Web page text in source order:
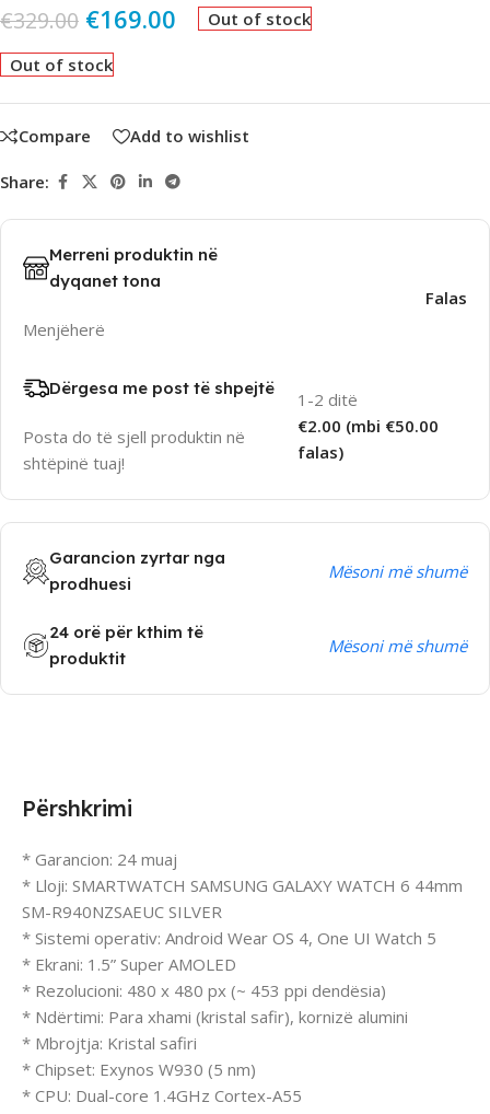
€329.00 €169.00 Out of stock
Out of stock
Compare Add to wishlist
Share:
Merreni produktin në
dyqanet tona
Menjëherë
Falas
Dërgesa me post të shpejtë
Posta do të sjell produktin në
shtëpinë tuaj!
1-2 ditë
€2.00 (mbi €50.00
falas)
Garancion zyrtar nga
prodhuesi
Mësoni më shumë
24 orë për kthim të
produktit
Mësoni më shumë
Përshkrimi
* Garancion: 24 muaj
* Lloji: SMARTWATCH SAMSUNG GALAXY WATCH 6 44mm
SM-R940NZSAEUC SILVER
* Sistemi operativ: Android Wear OS 4, One UI Watch 5
* Ekrani: 1.5” Super AMOLED
* Rezolucioni: 480 x 480 px (~ 453 ppi dendësia)
* Ndërtimi: Para xhami (kristal safir), kornizë alumini
* Mbrojtja: Kristal safiri
* Chipset: Exynos W930 (5 nm)
* CPU: Dual-core 1.4GHz Cortex-A55